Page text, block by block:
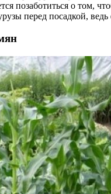
позаботиться о том,
перед посадкой, ведь